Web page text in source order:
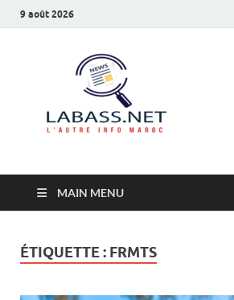
9 août 2026
MAIN MENU
ÉTIQUETTE : FRMTS